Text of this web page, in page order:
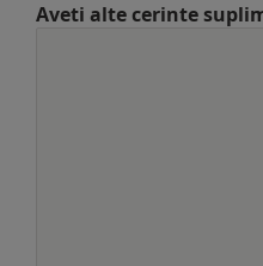
Aveti alte cerinte